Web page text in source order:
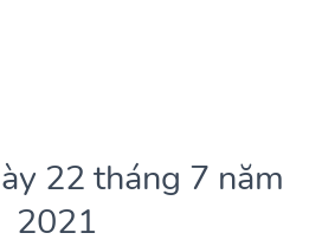
22 tháng 7 năm
2021